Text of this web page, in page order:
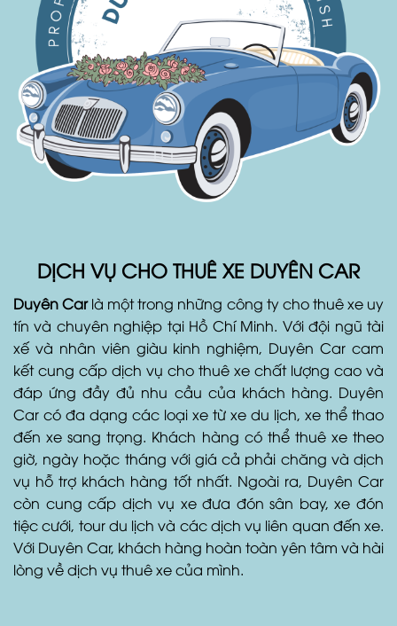
DỊCH VỤ CHO THUÊ XE DUYÊN CAR
Duyên Carlà một trong những công ty cho thuê xe uy
tín và chuyên nghiệp tại Hồ Chí Minh. Với đội ngũ tài
xế và nhân viên giàu kinh nghiệm, Duyên Car cam
kết cung cấp dịch vụ cho thuê xe chất lượng cao và
đáp ứng đầy đủ nhu cầu của khách hàng. Duyên
Car có đa dạng các loại xe từ xe du lịch, xe thể thao
đến xe sang trọng. Khách hàng có thể thuê xe theo
giờ, ngày hoặc tháng với giá cả phải chăng và dịch
vụ hỗ trợ khách hàng tốt nhất. Ngoài ra, Duyên Car
còn cung cấp dịch vụ xe đưa đón sân bay, xe đón
tiệc cưới, tour du lịch và các dịch vụ liên quan đến xe.
Với Duyên Car, khách hàng hoàn toàn yên tâm và hài
lòng về dịch vụ thuê xe của mình.